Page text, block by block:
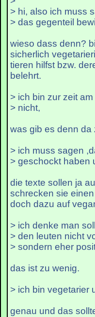
> hi, also ich muss
> das gegenteil
wieso dass denn?
sicherlich
tieren hilfst bzw.
belehrt.
> ich bin zur zeit
> nicht,
was gib es denn da
> ich muss sagen
> geschockt haben
die texte sollen ja
schrecken sie
doch dazu auf
> ich denke man
> den leuten nicht
> sondern eher
das ist zu wenig.
> ich bin vegetarier
genau und das